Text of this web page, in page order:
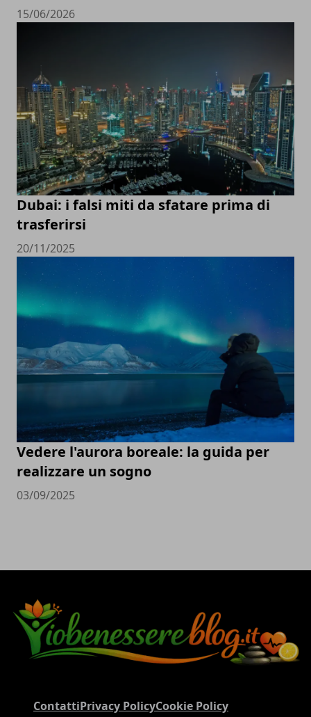
15/06/2026
Dubai: i falsi miti da sfatare prima di
trasferirsi
20/11/2025
Vedere l'aurora boreale: la guida per
realizzare un sogno
03/09/2025
ContattiPrivacy PolicyCookie Policy